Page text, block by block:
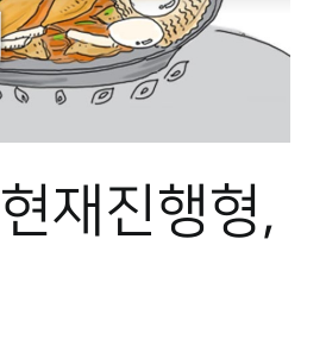
재진행형,